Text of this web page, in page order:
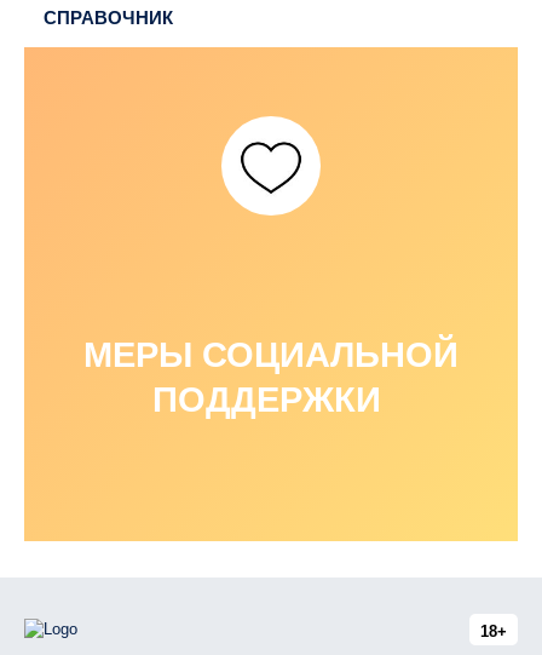
СПРАВОЧНИК
МЕРЫ СОЦИАЛЬНОЙ
ПОДДЕРЖКИ
18+